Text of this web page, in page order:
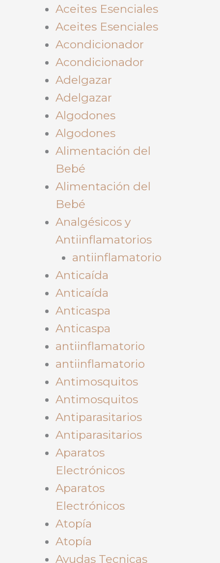
Aceites Esenciales
Aceites Esenciales
Acondicionador
Acondicionador
Adelgazar
Adelgazar
Algodones
Algodones
Alimentación del
Bebé
Alimentación del
Bebé
Analgésicos y
Antiinflamatorios
antiinflamatorio
Anticaída
Anticaída
Anticaspa
Anticaspa
antiinflamatorio
antiinflamatorio
Antimosquitos
Antimosquitos
Antiparasitarios
Antiparasitarios
Aparatos
Electrónicos
Aparatos
Electrónicos
Atopía
Atopía
Ayudas Tecnicas